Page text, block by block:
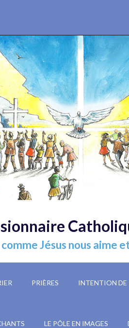
Jésus nous aime
PRIÈRES INTENTION DE
LE PÔLE EN IMAGES